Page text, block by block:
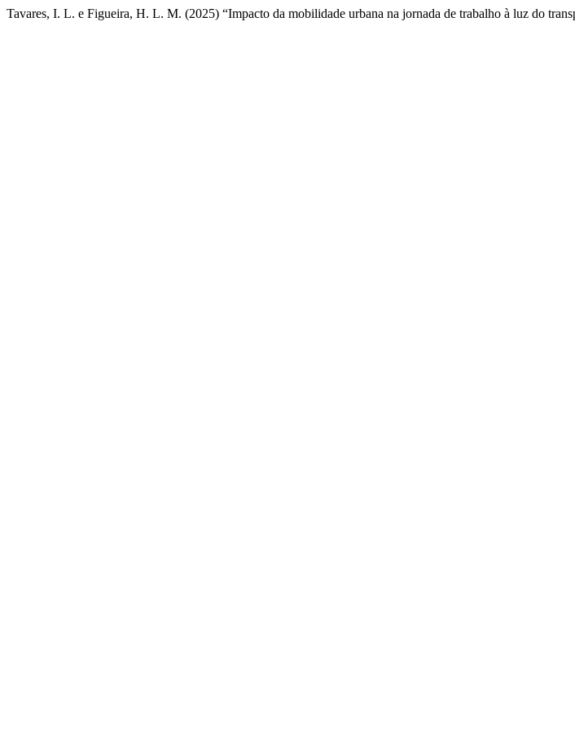
Tavares, I. L. e Figueira, H. L. M. (2025) “Impacto da mobilidade urbana na jornada de trabalho à luz do